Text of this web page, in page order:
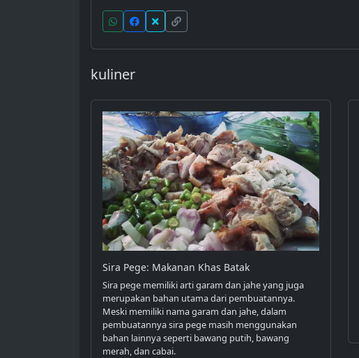
kuliner
Sira Pege: Makanan Khas Batak
Sira pege memiliki arti garam dan jahe yang juga
merupakan bahan utama dari pembuatannya.
Meski memiliki nama garam dan jahe, dalam
pembuatannya sira pege masih menggunakan
bahan lainnya seperti bawang putih, bawang
merah, dan cabai.